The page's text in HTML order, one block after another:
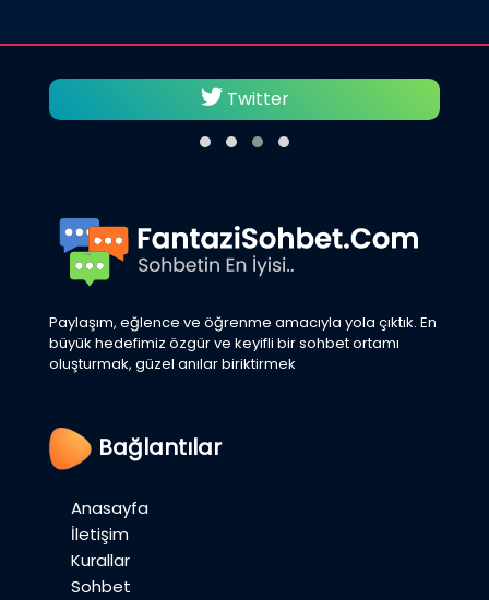
Twitter
Paylaşım, eğlence ve öğrenme amacıyla yola çıktık. En
büyük hedefimiz özgür ve keyifli bir sohbet ortamı
oluşturmak, güzel anılar biriktirmek
Bağlantılar
Anasayfa
İletişim
Kurallar
Sohbet